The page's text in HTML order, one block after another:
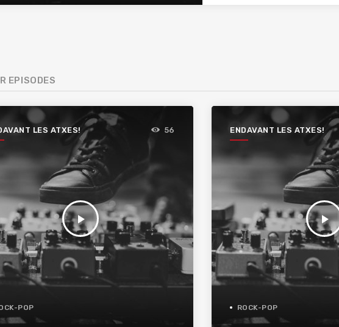
EPISODES
LES ATXES!
play_arrow
56
POP
ENDAVANT LES ATXES!
play_arrow
ROCK-POP